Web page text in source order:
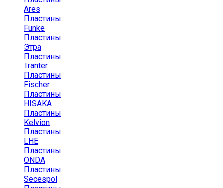
Ares
Пластины
Funke
Пластины
Этра
Пластины
Tranter
Пластины
Fischer
Пластины
HISAKA
Пластины
Kelvion
Пластины
LHE
Пластины
ONDA
Пластины
Secespol